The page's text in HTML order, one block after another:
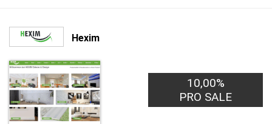
Hexim
10,00%
PRO SALE